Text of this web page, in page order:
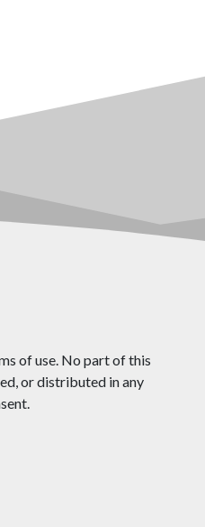
of use. No part of this
or distributed in any